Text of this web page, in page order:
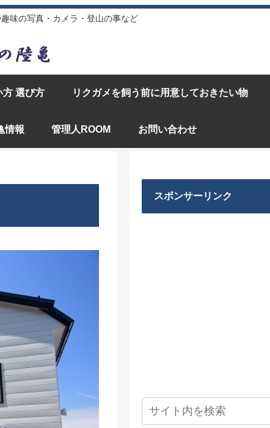
味の写真・カメラ・登山の事など
方 選び方 リクガメを飼う前に用意しておきたい物
情報 管理人ROOM お問い合わせ
スポンサーリンク